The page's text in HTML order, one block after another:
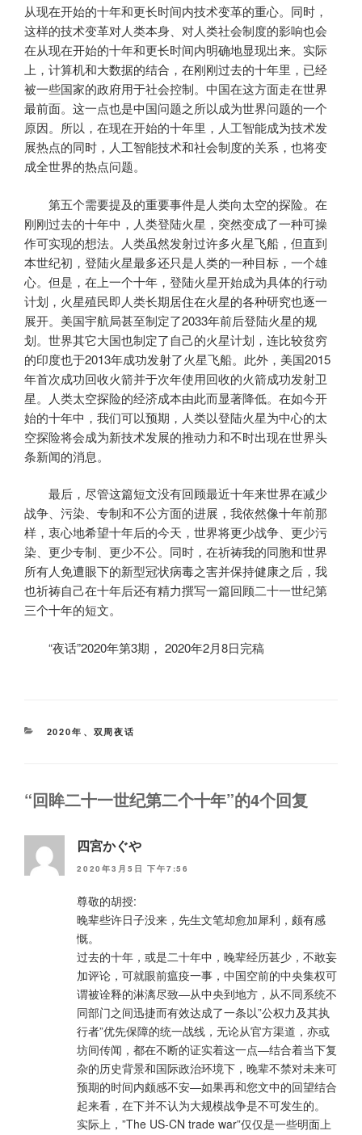
从现在开始的十年和更长时间内技术变革的重心。同时，
这样的技术变革对人类本身、对人类社会制度的影响也会
在从现在开始的十年和更长时间内明确地显现出来。实际
上，计算机和大数据的结合，在刚刚过去的十年里，已经
被一些国家的政府用于社会控制。中国在这方面走在世界
最前面。这一点也是中国问题之所以成为世界问题的一个
原因。所以，在现在开始的十年里，人工智能成为技术发
展热点的同时，人工智能技术和社会制度的关系，也将变
成全世界的热点问题。
第五个需要提及的重要事件是人类向太空的探险。在
刚刚过去的十年中，人类登陆火星，突然变成了一种可操
作可实现的想法。人类虽然发射过许多火星飞船，但直到
本世纪初，登陆火星最多还只是人类的一种目标，一个雄
心。但是，在上一个十年，登陆火星开始成为具体的行动
计划，火星殖民即人类长期居住在火星的各种研究也逐一
展开。美国宇航局甚至制定了2033年前后登陆火星的规
划。世界其它大国也制定了自己的火星计划，连比较贫穷
的印度也于2013年成功发射了火星飞船。此外，美国2015
年首次成功回收火箭并于次年使用回收的火箭成功发射卫
星。人类太空探险的经济成本由此而显著降低。在如今开
始的十年中，我们可以预期，人类以登陆火星为中心的太
空探险将会成为新技术发展的推动力和不时出现在世界头
条新闻的消息。
最后，尽管这篇短文没有回顾最近十年来世界在减少
战争、污染、专制和不公方面的进展，我依然像十年前那
样，衷心地希望十年后的今天，世界将更少战争、更少污
染、更少专制、更少不公。同时，在祈祷我的同胞和世界
所有人免遭眼下的新型冠状病毒之害并保持健康之后，我
也祈祷自己在十年后还有精力撰写一篇回顾二十一世纪第
三个十年的短文。
“夜话”2020年第3期， 2020年2月8日完稿
分
2020年 、 双周夜话
“回眸二十一世纪第二个十年”的4个回复
四宮かぐや
2020年3月5日 下午7:56
尊敬的胡授:
晚辈些许日子没来，先生文笔却愈加犀利，颇有感
慨。
过去的十年，或是二十年中，晚辈经历甚少，不敢妄
加评论，可就眼前瘟疫一事，中国空前的中央集权可
谓被诠释的淋漓尽致—从中央到地方，从不同系统不
同部门之间迅捷而有效达成了一条以”公权力及其执
行者”优先保障的统一战线，无论从官方渠道，亦或
坊间传闻，都在不断的证实着这一点—结合着当下复
杂的历史背景和国际政治环境下，晚辈不禁对未来可
预期的时间内颇感不安—如果再和您文中的回望结合
起来看，在下并不认为大规模战争是不可发生的。
实际上，”The US-CN trade war”仅仅是一些明面上